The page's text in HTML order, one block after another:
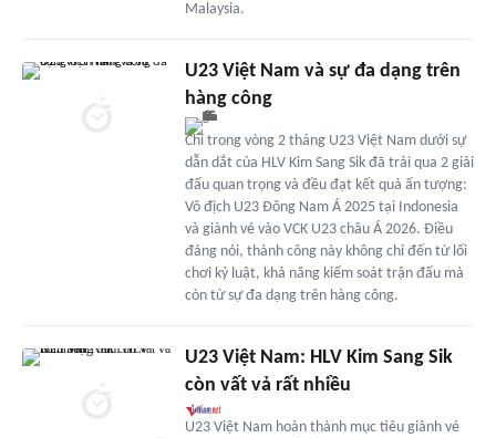
Malaysia.
U23 Việt Nam và sự đa dạng trên
hàng công
Chỉ trong vòng 2 tháng U23 Việt Nam dưới sự
dẫn dắt của HLV Kim Sang Sik đã trải qua 2 giải
đấu quan trọng và đều đạt kết quả ấn tượng:
Vô địch U23 Đông Nam Á 2025 tại Indonesia
và giành vé vào VCK U23 châu Á 2026. Điều
đáng nói, thành công này không chỉ đến từ lối
chơi kỷ luật, khả năng kiểm soát trận đấu mà
còn từ sự đa dạng trên hàng công.
U23 Việt Nam: HLV Kim Sang Sik
còn vất vả rất nhiều
U23 Việt Nam hoàn thành mục tiêu giành vé